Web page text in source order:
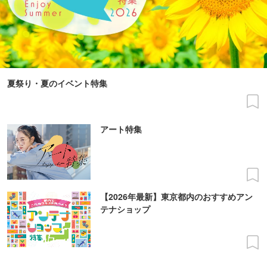
夏祭り・夏のイベント特集
アート特集
【2026年最新】東京都内のおすすめアン
テナショップ